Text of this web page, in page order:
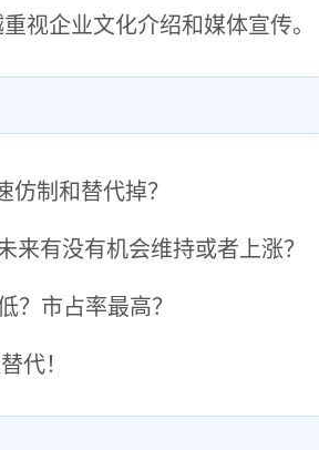
视企业文化介绍和媒体宣传。
制和替代掉？
有没有机会维持或者上涨？
？市占率最高？
代！